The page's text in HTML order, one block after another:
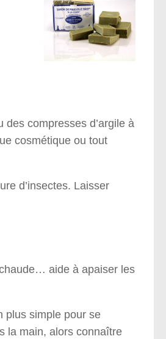
des compresses d’argile à
cosmétique ou tout
d’insectes. Laisser
aide à apaiser les
plus simple pour se
la main, alors connaître